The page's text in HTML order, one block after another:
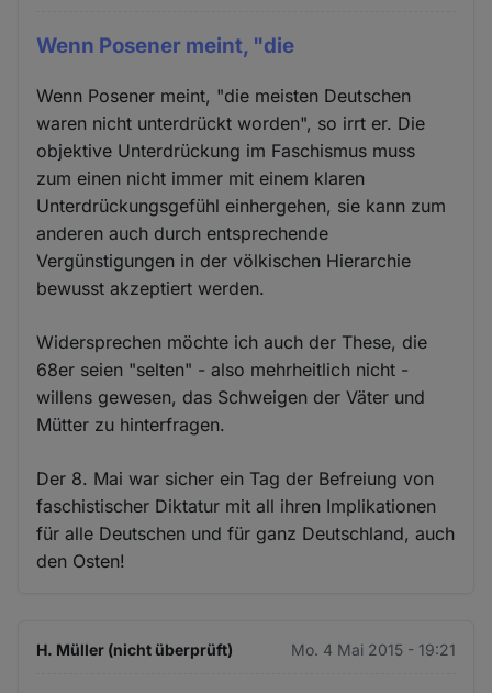
Wenn Posener meint, "die
Wenn Posener meint, "die meisten Deutschen
waren nicht unterdrückt worden", so irrt er. Die
objektive Unterdrückung im Faschismus muss
zum einen nicht immer mit einem klaren
Unterdrückungsgefühl einhergehen, sie kann zum
anderen auch durch entsprechende
Vergünstigungen in der völkischen Hierarchie
bewusst akzeptiert werden.
Widersprechen möchte ich auch der These, die
68er seien "selten" - also mehrheitlich nicht -
willens gewesen, das Schweigen der Väter und
Mütter zu hinterfragen.
Der 8. Mai war sicher ein Tag der Befreiung von
faschistischer Diktatur mit all ihren Implikationen
für alle Deutschen und für ganz Deutschland, auch
den Osten!
H. Müller (nicht überprüft) Mo. 4 Mai 2015 - 19:21